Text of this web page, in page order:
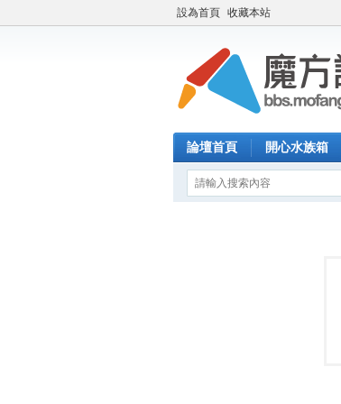
設為首頁 收藏本站
論壇首頁 開心水族箱